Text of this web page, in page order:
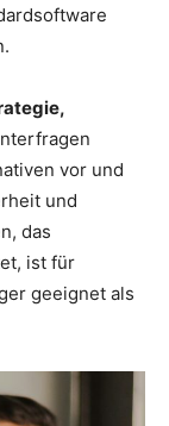
vor und
und
das
ist für
geeignet als